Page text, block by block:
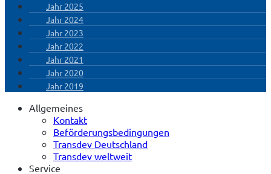
Jahr 2025
Jahr 2024
Jahr 2023
Jahr 2022
Jahr 2021
Jahr 2020
Jahr 2019
Allgemeines
Kontakt
Beförderungsbedingungen
Transdev Deutschland
Transdev weltweit
Service